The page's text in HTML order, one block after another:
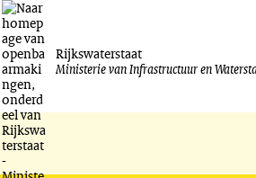
Ga
naar
inhoud
Rijkswaterstaat
Ministerie van Infrastructuur en